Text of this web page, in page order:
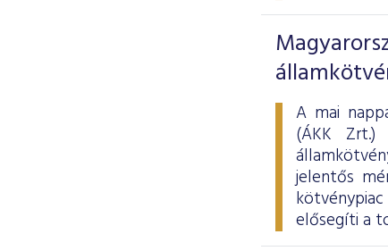
A mai
(ÁKK Zrt.)
jelentős
elősegíti a